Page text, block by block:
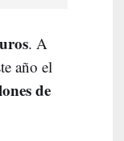
. A
año el
de